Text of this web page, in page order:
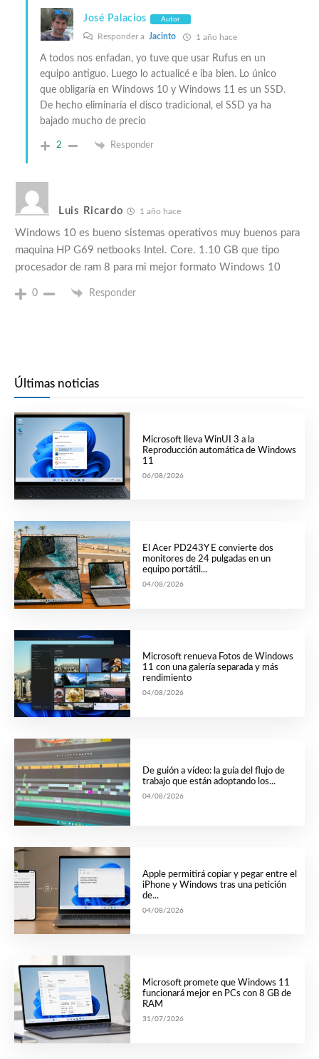
José Palacios Autor
Responder a Jacinto 1 año hace
A todos nos enfadan, yo tuve que usar Rufus en un
equipo antiguo. Luego lo actualicé e iba bien. Lo único
que obligaría en Windows 10 y Windows 11 es un SSD.
De hecho eliminaría el disco tradicional, el SSD ya ha
bajado mucho de precio
2 Responder
Luis Ricardo 1 año hace
Windows 10 es bueno sistemas operativos muy buenos para
maquina HP G69 netbooks Intel. Core. 1.10 GB que tipo
procesador de ram 8 para mi mejor formato Windows 10
0 Responder
Últimas noticias
Microsoft lleva WinUI 3 a la
Reproducción automática de Windows
11
06/08/2026
El Acer PD243Y E convierte dos
monitores de 24 pulgadas en un
equipo portátil...
04/08/2026
Microsoft renueva Fotos de Windows
11 con una galería separada y más
rendimiento
04/08/2026
De guión a vídeo: la guía del flujo de
trabajo que están adoptando los...
04/08/2026
Apple permitirá copiar y pegar entre el
iPhone y Windows tras una petición
de...
04/08/2026
Microsoft promete que Windows 11
funcionará mejor en PCs con 8 GB de
RAM
31/07/2026